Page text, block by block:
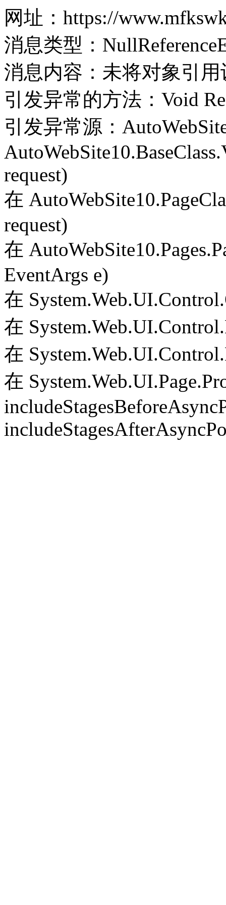
网址：https://
消息类型：
消息内容：未将对象引
引发异常的方法：Void
引发异常源：
request)
在
request)
在
EventArgs e)
在
在
在
在